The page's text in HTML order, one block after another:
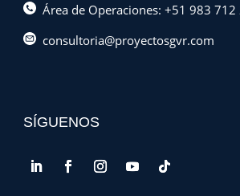
Área de Operaciones: +51 983 712
consultoria@proyectosgvr.com
SÍGUENOS